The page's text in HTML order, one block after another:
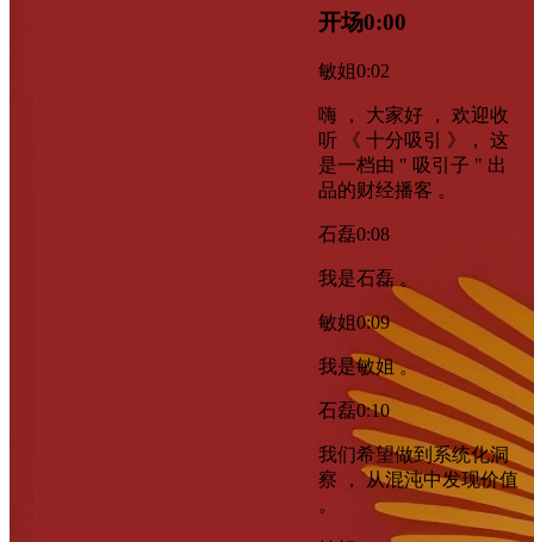
开场0:00
敏姐0:02
嗨 ， 大家好 ， 欢迎收
听 《 十分吸引 》， 这
是一档由 " 吸引子 " 出
品的财经播客 。
石磊0:08
我是石磊 。
敏姐0:09
我是敏姐 。
石磊0:10
我们希望做到系统化洞
察 ， 从混沌中发现价值
。